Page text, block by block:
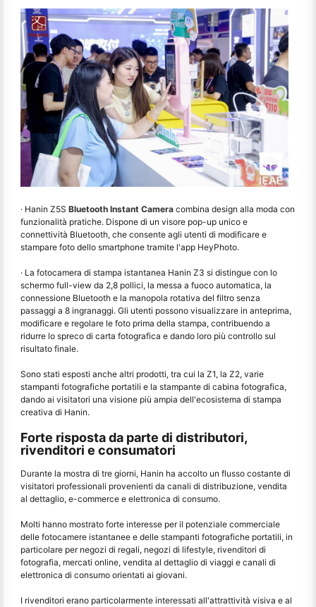
· Hanin Z5S Bluetooth Instant Camera combina design alla moda con
funzionalità pratiche. Dispone di un visore pop-up unico e
connettività Bluetooth, che consente agli utenti di modificare e
stampare foto dello smartphone tramite l'app HeyPhoto.
· La fotocamera di stampa istantanea Hanin Z3 si distingue con lo
schermo full-view da 2,8 pollici, la messa a fuoco automatica, la
connessione Bluetooth e la manopola rotativa del filtro senza
passaggi a 8 ingranaggi. Gli utenti possono visualizzare in anteprima,
modificare e regolare le foto prima della stampa, contribuendo a
ridurre lo spreco di carta fotografica e dando loro più controllo sul
risultato finale.
Sono stati esposti anche altri prodotti, tra cui la Z1, la Z2, varie
stampanti fotografiche portatili e la stampante di cabina fotografica,
dando ai visitatori una visione più ampia dell'ecosistema di stampa
creativa di Hanin.
Forte risposta da parte di distributori,
rivenditori e consumatori
Durante la mostra di tre giorni, Hanin ha accolto un flusso costante di
visitatori professionali provenienti da canali di distribuzione, vendita
al dettaglio, e-commerce e elettronica di consumo.
Molti hanno mostrato forte interesse per il potenziale commerciale
delle fotocamere istantanee e delle stampanti fotografiche portatili, in
particolare per negozi di regali, negozi di lifestyle, rivenditori di
fotografia, mercati online, vendita al dettaglio di viaggi e canali di
elettronica di consumo orientati ai giovani.
I rivenditori erano particolarmente interessati all'attrattività visiva e al